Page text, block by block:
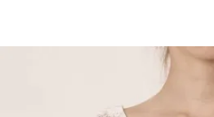
Ausschnitt:
Tiefer
Ärmel:Lange